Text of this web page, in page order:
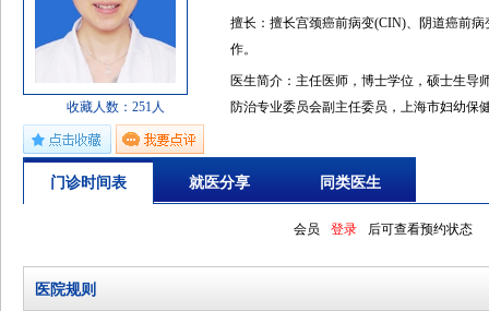
收藏人数：251人
擅长：擅长宫颈癌前病变(CIN)、阴道癌前
作。
医生简介：主任医师，博士学位，硕士生导
防治专业委员会副主任委员，上海市妇幼保
擅长宫颈癌前病变(CIN)、阴道癌前病变
2003年挪威国家肿瘤医院访问学者，专注宫
展学习班，获得实用新型专利一项。
门诊时间表 就医分享 同类医生
会员 登录 后可查看预约状态
医院规则